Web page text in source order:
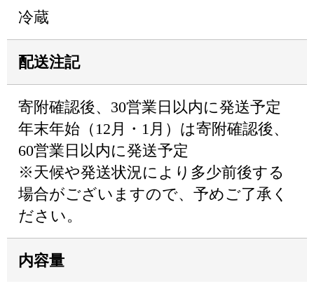
冷蔵
配送注記
寄附確認後、30営業日以内に発送予定
年末年始（12月・1月）は寄附確認後、
60営業日以内に発送予定
※天候や発送状況により多少前後する
場合がございますので、予めご了承く
ださい。
内容量